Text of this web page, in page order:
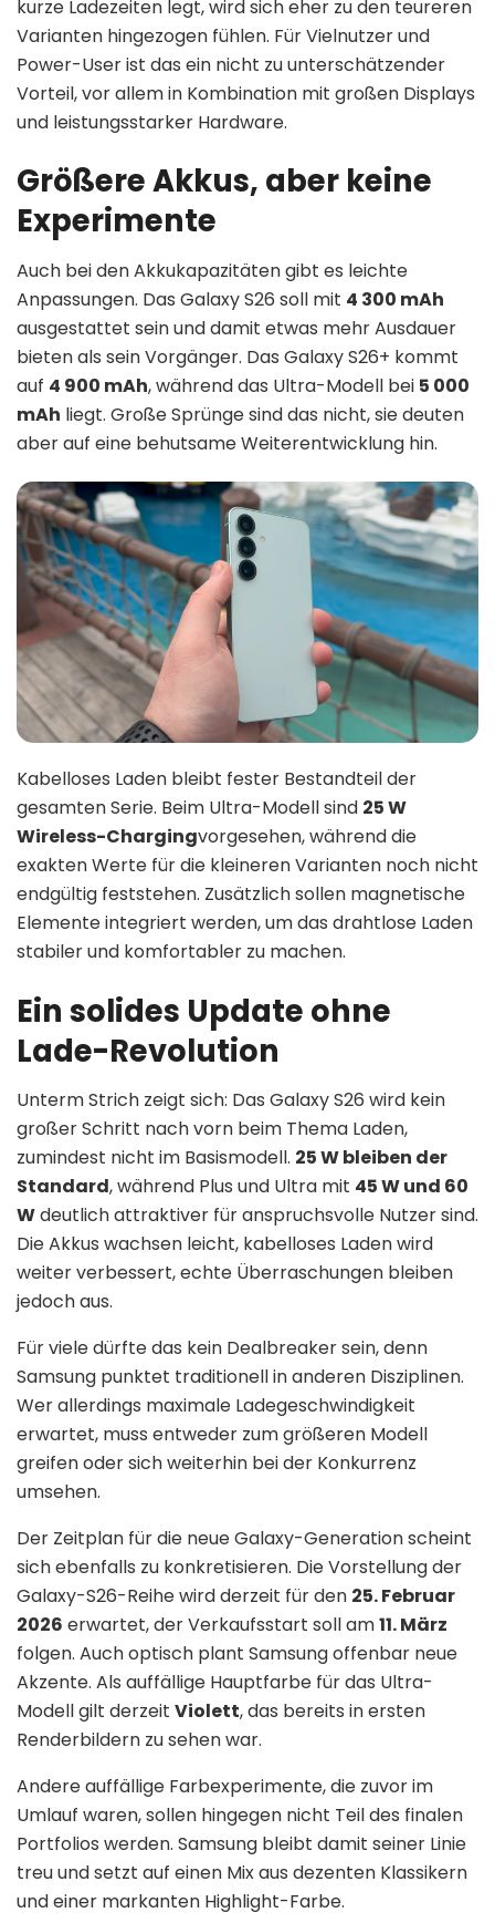
kurze Ladezeiten legt, wird sich eher zu den teureren
Varianten hingezogen fühlen. Für Vielnutzer und
Power-User ist das ein nicht zu unterschätzender
Vorteil, vor allem in Kombination mit großen Displays
und leistungsstarker Hardware.
Größere Akkus, aber keine
Experimente
Auch bei den Akkukapazitäten gibt es leichte
Anpassungen. Das Galaxy S26 soll mit 4 300 mAh
ausgestattet sein und damit etwas mehr Ausdauer
bieten als sein Vorgänger. Das Galaxy S26+ kommt
auf 4 900 mAh, während das Ultra-Modell bei 5 000
mAh liegt. Große Sprünge sind das nicht, sie deuten
aber auf eine behutsame Weiterentwicklung hin.
Kabelloses Laden bleibt fester Bestandteil der
gesamten Serie. Beim Ultra-Modell sind 25 W
Wireless-Chargingvorgesehen, während die
exakten Werte für die kleineren Varianten noch nicht
endgültig feststehen. Zusätzlich sollen magnetische
Elemente integriert werden, um das drahtlose Laden
stabiler und komfortabler zu machen.
Ein solides Update ohne
Lade-Revolution
Unterm Strich zeigt sich: Das Galaxy S26 wird kein
großer Schritt nach vorn beim Thema Laden,
zumindest nicht im Basismodell. 25 W bleiben der
Standard, während Plus und Ultra mit 45 W und 60
Wdeutlich attraktiver für anspruchsvolle Nutzer sind.
Die Akkus wachsen leicht, kabelloses Laden wird
weiter verbessert, echte Überraschungen bleiben
jedoch aus.
Für viele dürfte das kein Dealbreaker sein, denn
Samsung punktet traditionell in anderen Disziplinen.
Wer allerdings maximale Ladegeschwindigkeit
erwartet, muss entweder zum größeren Modell
greifen oder sich weiterhin bei der Konkurrenz
umsehen.
Der Zeitplan für die neue Galaxy-Generation scheint
sich ebenfalls zu konkretisieren. Die Vorstellung der
Galaxy-S26-Reihe wird derzeit für den 25. Februar
2026 erwartet, der Verkaufsstart soll am11. März
folgen. Auch optisch plant Samsung offenbar neue
Akzente. Als auffällige Hauptfarbe für das Ultra-
Modell gilt derzeit Violett, das bereits in ersten
Renderbildern zu sehen war.
Andere auffällige Farbexperimente, die zuvor im
Umlauf waren, sollen hingegen nicht Teil des finalen
Portfolios werden. Samsung bleibt damit seiner Linie
treu und setzt auf einen Mix aus dezenten Klassikern
und einer markanten Highlight-Farbe.